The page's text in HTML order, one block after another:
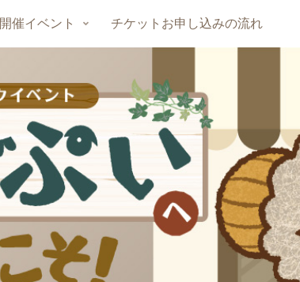
開催イベント チケットお申し込みの流れ